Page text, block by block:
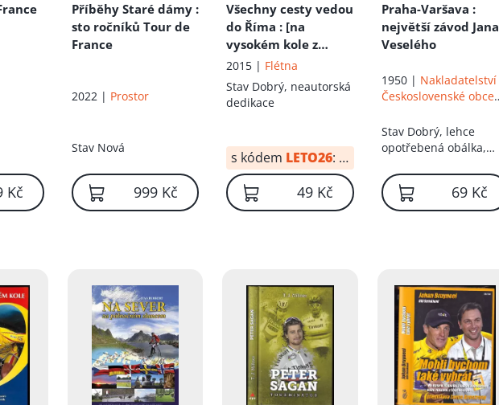
Kč
Příběhy Staré dámy :
sto ročníků Tour de
France
2022 | Prostor
Stav Nová
999 Kč
Všechny cesty vedou
do Říma : [na
vysokém kole z
Hradce Králové přes
Istanbul a Athény do
Říma]
2015 | Flétna
Stav Dobrý, neautorská
dedikace
s kódem LETO26: 34 Kč
49 Kč
Praha-Varšava :
největší závod Jana
Veselého
1950 | Nakladatelství
Československé obce
Stav Dobrý, lehce
opotřebená obálka,
69 Kč